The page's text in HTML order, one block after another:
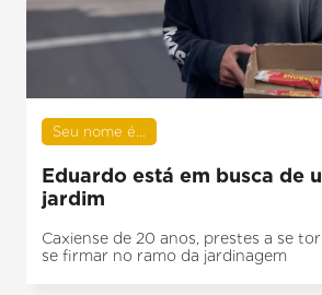
Seu nome é...
Eduardo está em busca de
jardim
Caxiense de 20 anos, prestes a se
se firmar no ramo da jardinagem